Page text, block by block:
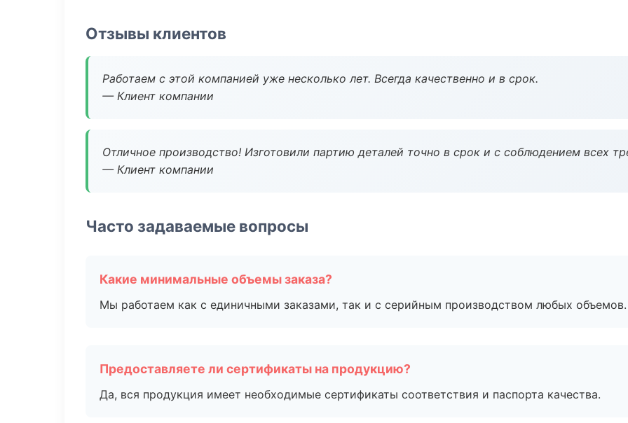
Отзывы клиентов
Работаем с этой компанией уже несколько лет. Всегда качественно и в срок.
— Клиент компании
Отличное производство! Изготовили партию деталей точно в срок и с соблюдением всех
— Клиент компании
Часто задаваемые вопросы
Какие минимальные объемы заказа?
Мы работаем как с единичными заказами, так и с серийным производством любых объемов.
Предоставляете ли сертификаты на продукцию?
Да, вся продукция имеет необходимые сертификаты соответствия и паспорта качества.